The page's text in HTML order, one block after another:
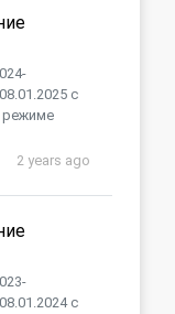
с
режиме
2 years ago
с